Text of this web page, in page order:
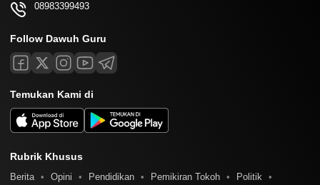
08983399493
Follow Dawuh Guru
Temukan Kami di
Rubrik Khusus
Berita Opini Pendidikan Pemikiran Tokoh
Politik